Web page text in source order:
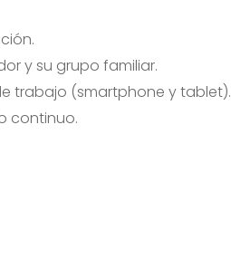
y su grupo familiar.
trabajo (smartphone y tablet).
continuo.